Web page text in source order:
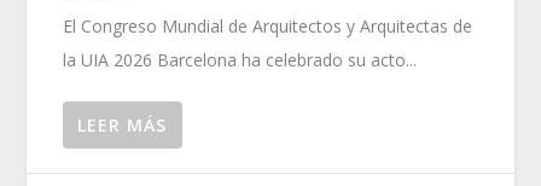
El Congreso Mundial de Arquitectos y Arquitectas de
la UIA 2026 Barcelona ha celebrado su acto...
LEER MÁS